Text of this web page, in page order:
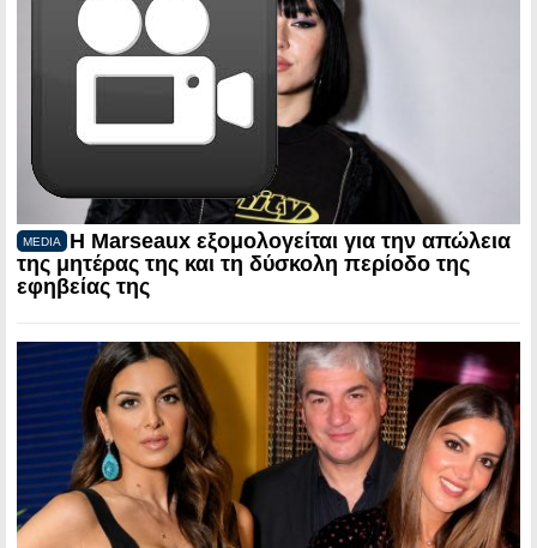
MEDIA
Η Marseaux εξομολογείται για την απώλεια
της μητέρας της και τη δύσκολη περίοδο της
εφηβείας της